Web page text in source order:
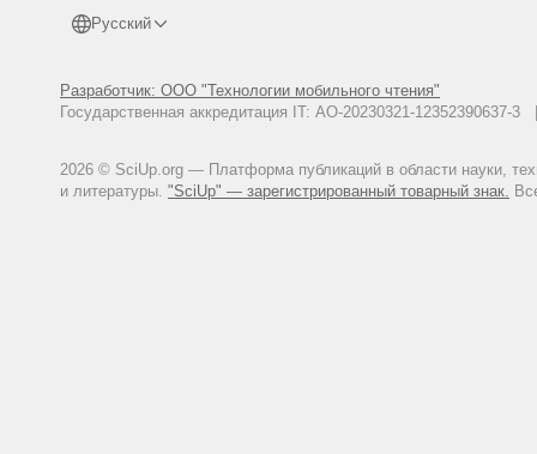
Русский
Разработчик: ООО "Технологии мобильного чтения"
Государственная аккредитация IT: АО-20230321-
2026 © SciUp.org — Платформа публикаций в области науки,
и литературы. "SciUp" — зарегистрированный товарный знак.